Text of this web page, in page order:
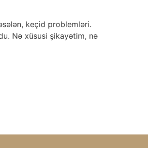
keçid problemləri.
Nə xüsusi şikayətim, nə